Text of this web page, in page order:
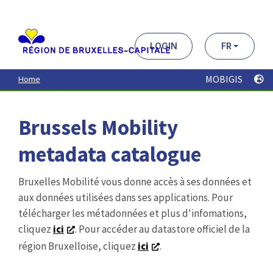
contenu
principal
LOGIN FR
Home MOBIGIS
Brussels Mobility
metadata catalogue
Bruxelles Mobilité vous donne accès à ses données et
aux données utilisées dans ses applications. Pour
télécharger les métadonnées et plus d'infomations,
cliquez ici
. Pour accéder au datastore officiel de la
région Bruxelloise, cliquez ici .